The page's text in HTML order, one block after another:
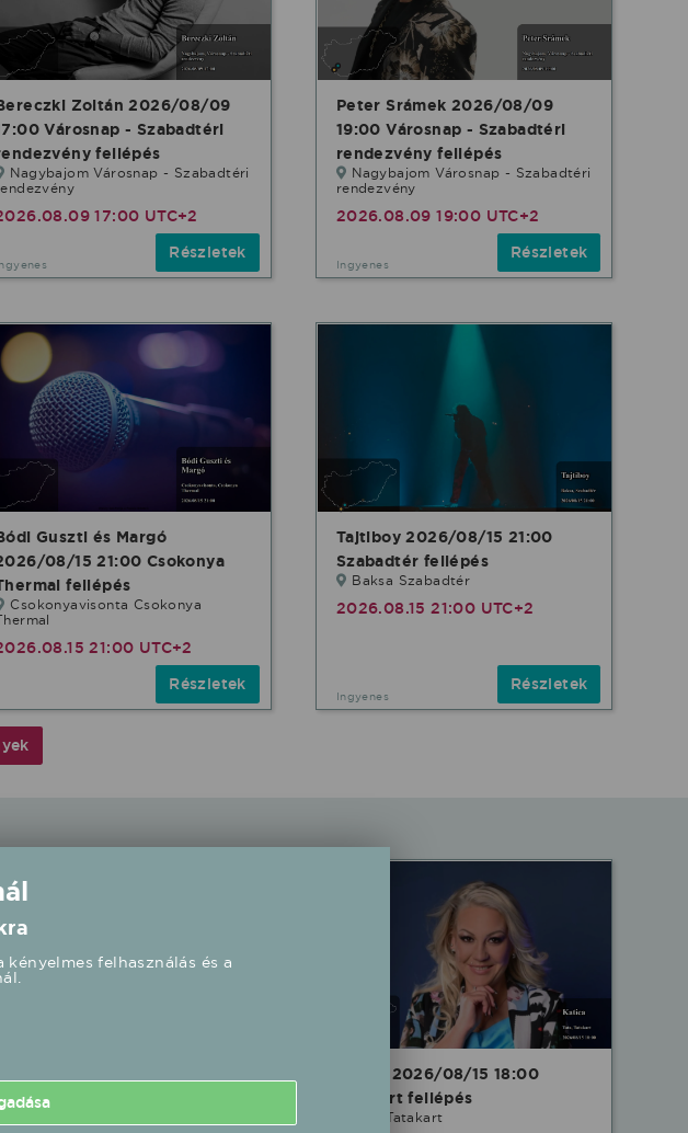
Zoltán 2026/08/09
Városnap - Szabadtéri
fellépés
Nagybajom Városnap - Szabadtéri
17:00 UTC+2
Részletek
Peter Srámek 2026/08/09
19:00 Városnap - Szabadtéri
rendezvény fellépés
Nagybajom Városnap - Szabadtéri
rendezvény
2026.08.09 19:00 UTC+2
Ingyenes
Részletek
Guszti és Margó
08/15 21:00 Csokonya
fellépés
Csokonyavisonta Csokonya
21:00 UTC+2
Részletek
Tajtiboy 2026/08/15 21:00
Szabadtér fellépés
Baksa Szabadtér
2026.08.15 21:00 UTC+2
Ingyenes
Részletek
08/15 18:00 Erzsébet
fellépés
Katica 2026/08/15 18:00
Tatakart fellépés
Tata Tatakart
felhasználás és a
elfogadása